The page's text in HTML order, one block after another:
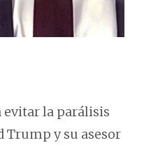
evitar la parálisis
Trump y su asesor